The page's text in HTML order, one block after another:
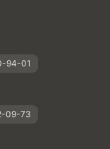
94-01
09-73